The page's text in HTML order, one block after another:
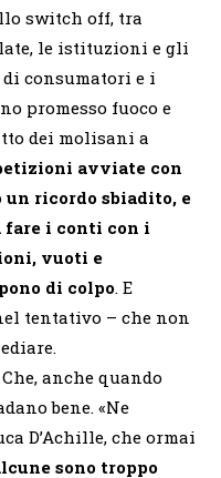
switch off, tra
le istituzioni e gli
consumatori e i
promesso fuoco e
dei molisani a
avviate con
un ricordo sbiadito, e
i conti con i
vuoti e
di colpo. E
tentativo – che non
Che, anche quando
bene. «Ne
D’Achille, che ormai
sono troppo